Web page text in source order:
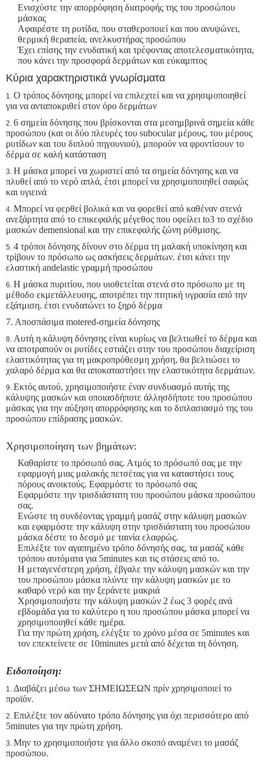
Ενισχύστε την απορρόφηση διατροφής της του προσώπου
μάσκας
Αφαιρέστε τη ρυτίδα, που σταθεροποιεί και που ανυψώνει,
θερμική θεραπεία, ανελκυστήρας προσώπου
Έχει επίσης την ενυδατική και τρέφοντας αποτελεσματικότητα,
που κάνει την προσφορά δερμάτων και εύκαμπτος
Κύρια χαρακτηριστικά γνωρίσματα
1. Ο τρόπος δόνησης μπορεί να επιλεχτεί και να χρησιμοποιηθεί
για να ανταποκριθεί στον όρο δερμάτων
2. 6 σημεία δόνησης που βρίσκονται στα μεσημβρινά σημεία κάθε
προσώπου (και οι δύο πλευρές του subocular μέρους, του μέρους
ρυτίδων και του διπλού πηγουνιού), μπορούν να φροντίσουν το
δέρμα σε καλή κατάσταση
3. Η μάσκα μπορεί να χωριστεί από τα σημεία δόνησης και να
πλυθεί από το νερό απλά, έτσι μπορεί να χρησιμοποιηθεί σαφώς
και υγιεινά
4. Μπορεί να φερθεί βολικά και να φορεθεί από καθέναν στενά
ανεξάρτητα από το επικεφαλής μέγεθος που οφείλει to3 το σχέδιο
μασκών demensional και την επικεφαλής ζώνη ρύθμισης.
5. 4 τρόποι δόνησης δίνουν στο δέρμα τη μαλακή υποκίνηση και
τρίβουν το πρόσωπο ως ασκήσεις δερμάτων. έτσι κάνει την
ελαστική andelastic γραμμή προσώπου
6. Η μάσκα πυριτίου, που υιοθετείται στενά στο πρόσωπο με τη
μέθοδο εκμετάλλευσης, αποτρέπει την πτητική υγρασία από την
εξάτμιση. έτσι ενυδατώνει το ξηρό δέρμα
7. Αποσπάσιμα motered-σημεία δόνησης
8. Αυτή η κάλυψη δόνησης είναι κυρίως να βελτιωθεί το δέρμα και
να αποτραπούν οι ρυτίδες εστιάζει στην του προσώπου διαχείριση
ελαστικότητας για τη μακροπρόθεσμη χρήση, θα βελτιώσει το
χαλαρό δέρμα και θα αποκαταστήσει την ελαστικότητα δερμάτων.
9. Εκτός αυτού, χρησιμοποιήστε έναν συνδυασμό αυτής της
κάλυψης μασκών και οποιασδήποτε άλλησδήποτε του προσώπου
μάσκας για την αύξηση απορρόφησης και το διπλασιασμό της του
προσώπου επίδρασης μασκών.
Χρησιμοποίηση των βημάτων:
Καθαρίστε το πρόσωπό σας. Ατμός το πρόσωπό σας με την
εφαρμογή μιας μαλακής πετσέτας για να καταστήσει τους
πόρους ανοικτούς. Εφαρμόστε το πρόσωπό σας
Εφαρμόστε την τρισδιάστατη του προσώπου μάσκα προσώπου
σας.
Ενώστε τη συνδέοντας γραμμή μασάζ στην κάλυψη μασκών
και εφαρμόστε την κάλυψη στην τρισδιάστατη του προσώπου
μάσκα δέστε το δεσμό με ταινία ελαφρώς.
Επιλέξτε τον αγαπημένο τρόπο δόνησής σας, τα μασάζ κάθε
τρόπου αυτόματα για 5minutes και τις στάσεις από το.
Η μεταγενέστερη χρήση, έβγαλε την κάλυψη μασκών και την
του προσώπου μάσκα πλύντε την κάλυψη μασκών με το
καθαρό νερό και την ξεράνετε μακριά
Χρησιμοποιήστε την κάλυψη μασκών 2 έως 3 φορές ανά
εβδομάδα για το καλύτερο η του προσώπου μάσκα μπορεί να
χρησιμοποιηθεί κάθε ημέρα.
Για την πρώτη χρήση, ελέγξτε το χρόνο μέσα σε 5minutes και
τον επεκτείνετε σε 10minutes μετά από δέχεται τη δόνηση.
Ειδοποίηση:
1. Διαβάζει μέσω των ΣΗΜΕΙΩΣΕΩΝ πρίν χρησιμοποιεί το
προϊόν.
2. Επιλέξτε τον αδύνατο τρόπο δόνησης για όχι περισσότερο από
5minutes για την πρώτη χρήση.
3. Μην το χρησιμοποιήστε για άλλο σκοπό αναμένει το μασάζ
προσώπου.